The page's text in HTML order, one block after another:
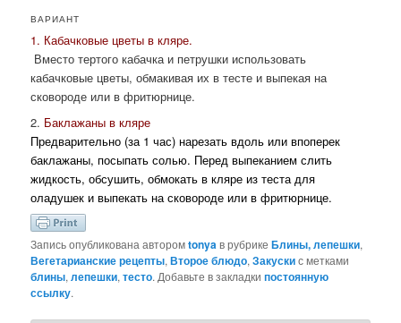
ВАРИАНТ
1. Кабачковые цветы в кляре.
Вместо тертого кабачка и петрушки использовать
кабачковые цветы, обмакивая их в тесте и выпекая на
сковороде или в фритюрнице.
2. Баклажаны в кляре
Предварительно (за 1 час) нарезать вдоль или впоперек
баклажаны, посыпать солью. Перед выпеканием слить
жидкость, обсушить, обмокать в кляре из теста для
оладушек и выпекать на сковороде или в фритюрнице.
Запись опубликована авторомtonyaв рубрикеБлины, лепешки,
Вегетарианские рецепты,Второе блюдо,Закускис метками
блины,лепешки,тесто. Добавьте в закладкипостоянную
ссылку.